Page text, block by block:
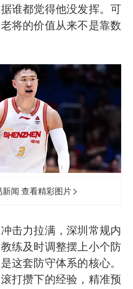
谁都觉得他没发挥。可
将的价值从来不是靠数
闻 查看精彩图片
击力拉满，深圳常规内
练及时调整摆上小个防
这套防守体系的核心。
打攒下的经验，精准预